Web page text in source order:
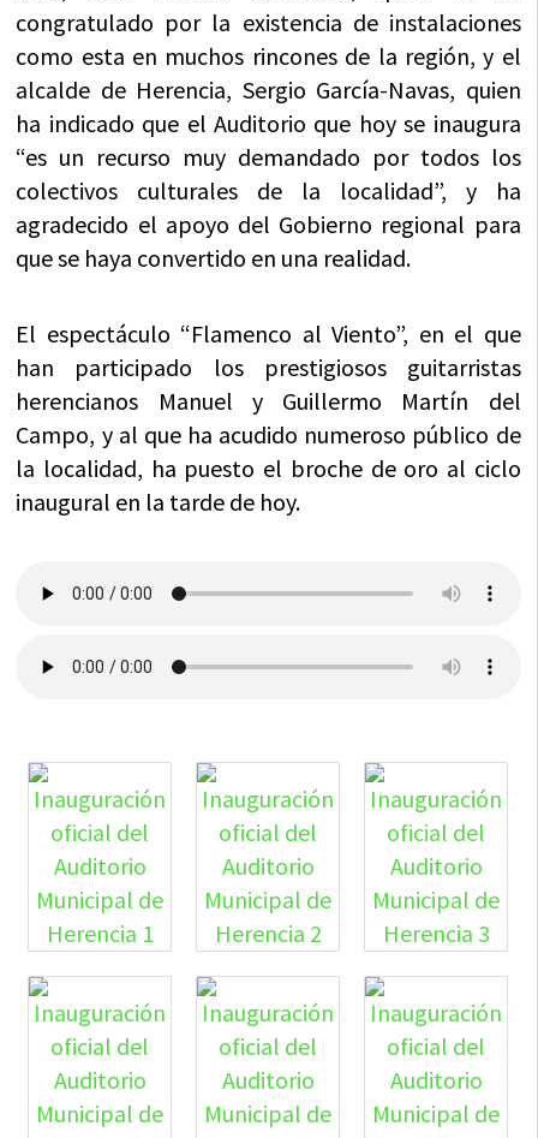
congratulado por la existencia de instalaciones
como esta en muchos rincones de la región, y el
alcalde de Herencia, Sergio García-Navas, quien
ha indicado que el Auditorio que hoy se inaugura
“es un recurso muy demandado por todos los
colectivos culturales de la localidad”, y ha
agradecido el apoyo del Gobierno regional para
que se haya convertido en una realidad.
El espectáculo “Flamenco al Viento”, en el que
han participado los prestigiosos guitarristas
herencianos Manuel y Guillermo Martín del
Campo, y al que ha acudido numeroso público de
la localidad, ha puesto el broche de oro al ciclo
inaugural en la tarde de hoy.